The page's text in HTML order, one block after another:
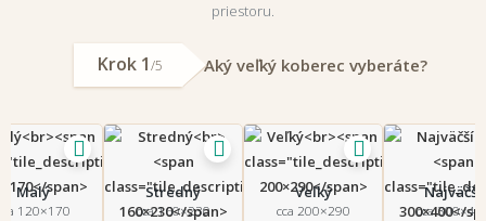
priestoru.
Krok 1/5 Aký veľký koberec vyberáte?
Malý
120×170
Stredný
cca 160×230
Veľký
cca 200×290
Najväčší
cca